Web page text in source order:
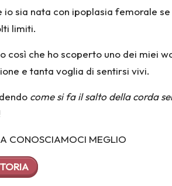
io sia nata con ipoplasia femorale
limiti.
così che ho scoperto uno dei miei
e tanta voglia di sentirsi vivi.
come si fa il salto della corda
CONOSCIAMOCI MEGLIO